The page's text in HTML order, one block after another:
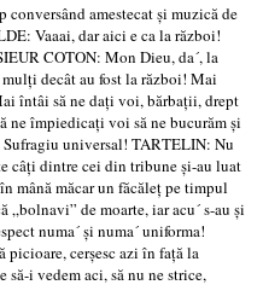
amestecat şi muzică de
Vaaai, dar aici e ca la război!
COTON: Mon Dieu, da´, la
decât au fost la război! Mai
întâi să ne daţi voi, bărbaţii, drept
ne împiedicaţi voi să ne bucurăm şi
universal! TARTELIN: Nu
câţi dintre cei din tribune şi-au luat
mână măcar un făcăleţ pe timpul
de moarte, iar acu´ s-au şi
numa´ şi numa´ uniforma!
cerşesc azi în faţă la
i vedem aci, să nu ne strice,